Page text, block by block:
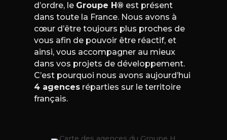
d’ordre, le Groupe H® est présent
dans toute la France. Nous avons à
cœur d’être toujours plus proches de
vous afin de pouvoir être réactif, et
ainsi, vous accompagner au mieux
dans vos projets de développement.
C’est pourquoi nous avons aujourd’hui
4 agences réparties sur le territoire
français.